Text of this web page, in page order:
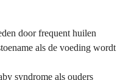
door frequent huilen
als de voeding wordt
syndrome als ouders